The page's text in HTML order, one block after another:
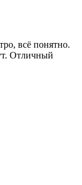
всё понятно.
Отличный